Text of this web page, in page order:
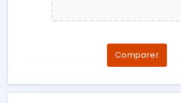
Comparer